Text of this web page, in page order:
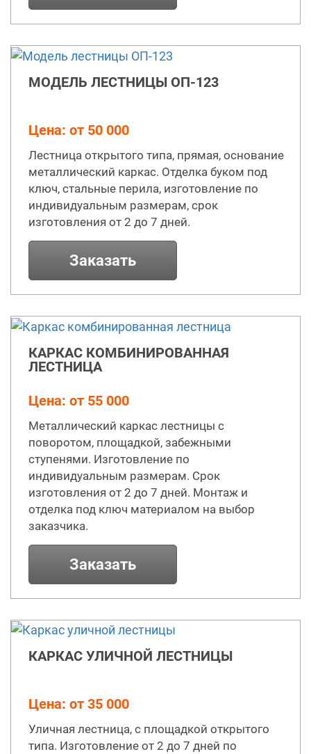
МОДЕЛЬ ЛЕСТНИЦЫ ОП-123
Цена: от 50 000
Лестница открытого типа, прямая, основание
металлический каркас. Отделка буком под
ключ, стальные перила, изготовление по
индивидуальным размерам, срок
изготовления от 2 до 7 дней.
Заказать
КАРКАС КОМБИНИРОВАННАЯ
ЛЕСТНИЦА
Цена: от 55 000
Металлический каркас лестницы с
поворотом, площадкой, забежными
ступенями. Изготовление по
индивидуальным размерам. Срок
изготовления от 2 до 7 дней. Монтаж и
отделка под ключ материалом на выбор
заказчика.
Заказать
КАРКАС УЛИЧНОЙ ЛЕСТНИЦЫ
Цена: от 35 000
Уличная лестница, с площадкой открытого
типа. Изготовление от 2 до 7 дней по